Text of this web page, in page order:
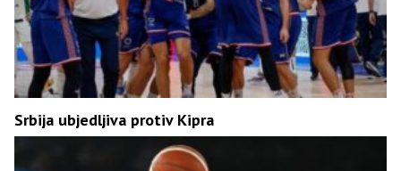
Srbija ubjedljiva protiv Kipra